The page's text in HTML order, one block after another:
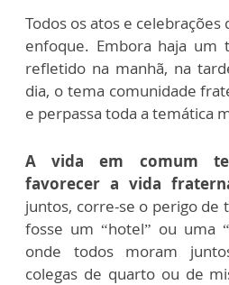
Todos os atos e celebrações
enfoque. Embora haja
refletido na manhã, na
dia, o tema comunidade
e perpassa toda a temática
A vida em comum
favorecer a vida
juntos, corre-se o perigo de
fosse um “hotel” ou uma
onde todos moram
colegas de quarto ou de